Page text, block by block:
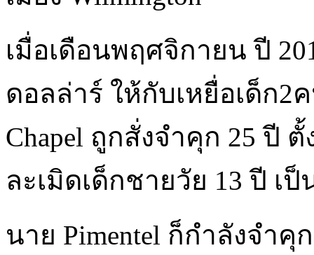
เมื่อเดือนพฤศจิกายน ปี
ดอลล่าร์ ให้กับเหยื่อเด็ก2
Chapel ถูกสั่งจำคุก 25 ปี
ละเมิดเด็กชายวัย 13 ปี เ
นาย Pimentel ก็กำลังจำ